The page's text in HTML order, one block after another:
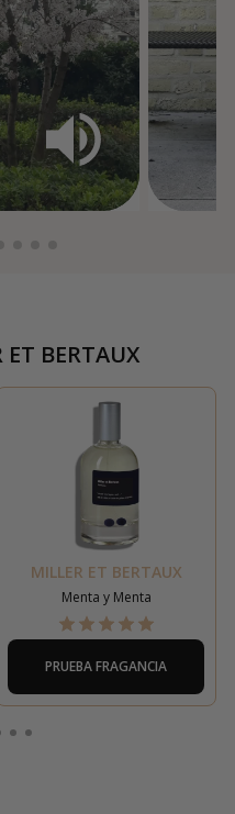
ET BERTAUX
MILLER ET BERTAUX
Menta y Menta
PRUEBA FRAGANCIA